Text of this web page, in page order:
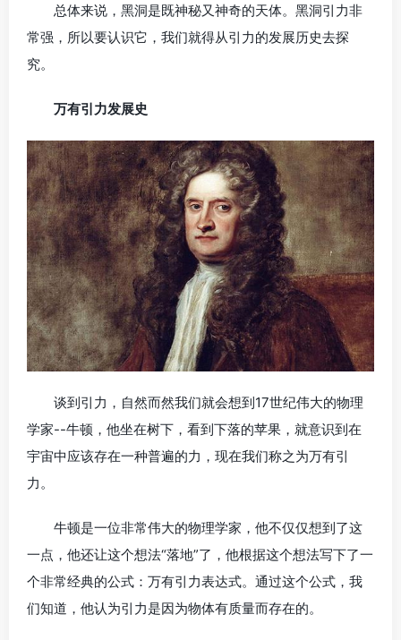
总体来说，黑洞是既神秘又神奇的天体。黑洞引力非
常强，所以要认识它，我们就得从引力的发展历史去探
究。
万有引力发展史
谈到引力，自然而然我们就会想到17世纪伟大的物理
学家--牛顿，他坐在树下，看到下落的苹果，就意识到在
宇宙中应该存在一种普遍的力，现在我们称之为万有引
力。
牛顿是一位非常伟大的物理学家，他不仅仅想到了这
一点，他还让这个想法“落地”了，他根据这个想法写下了一
个非常经典的公式：万有引力表达式。通过这个公式，我
们知道，他认为引力是因为物体有质量而存在的。